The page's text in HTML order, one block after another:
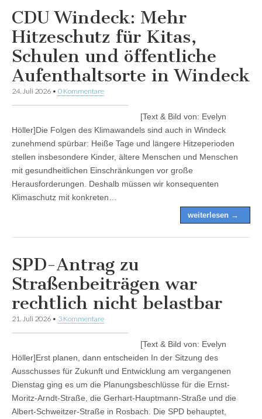
CDU Windeck: Mehr
Hitzeschutz für Kitas,
Schulen und öffentliche
Aufenthaltsorte in Windeck
24. Juli 2026 • 0 Kommentare
[Text & Bild von: Evelyn
Höller]Die Folgen des Klimawandels sind auch in Windeck
zunehmend spürbar: Heiße Tage und längere Hitzeperioden
stellen insbesondere Kinder, ältere Menschen und Menschen
mit gesundheitlichen Einschränkungen vor große
Herausforderungen. Deshalb müssen wir konsequenten
Klimaschutz mit konkreten…
weiterlesen →
SPD-Antrag zu
Straßenbeiträgen war
rechtlich nicht belastbar
21. Juli 2026 • 3 Kommentare
[Text & Bild von: Evelyn
Höller]Erst planen, dann entscheiden In der Sitzung des
Ausschusses für Zukunft und Entwicklung am vergangenen
Dienstag ging es um die Planungsbeschlüsse für die Ernst-
Moritz-Arndt-Straße, die Gerhart-Hauptmann-Straße und die
Albert-Schweitzer-Straße in Rosbach. Die SPD behauptet,